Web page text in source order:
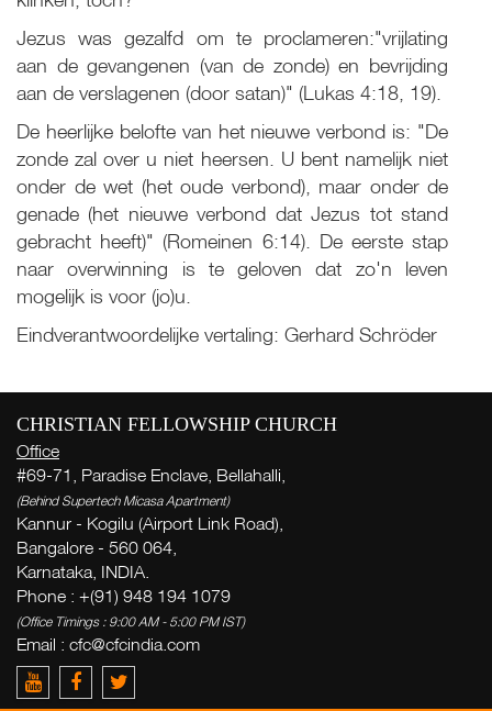
Jezus was gezalfd om te proclameren:"vrijlating
aan de gevangenen (van de zonde) en bevrijding
aan de verslagenen (door satan)" (Lukas 4:18, 19).
De heerlijke belofte van het nieuwe verbond is: "De
zonde zal over u niet heersen. U bent namelijk niet
onder de wet (het oude verbond), maar onder de
genade (het nieuwe verbond dat Jezus tot stand
gebracht heeft)" (Romeinen 6:14). De eerste stap
naar overwinning is te geloven dat zo'n leven
mogelijk is voor (jo)u.
Eindverantwoordelijke vertaling: Gerhard Schröder
Live
CHRISTIAN FELLOWSHIP CHURCH
Office
#69-71, Paradise Enclave, Bellahalli,
(Behind Supertech Micasa Apartment)
Kannur - Kogilu (Airport Link Road),
Bangalore - 560 064,
Karnataka, INDIA.
Phone : +(91) 948 194 1079
(Office Timings : 9:00 AM - 5:00 PM IST)
Email : cfc@cfcindia.com